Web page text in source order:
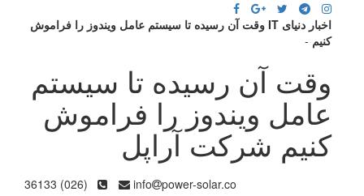
اخبار دنیای IT وقت آن رسیده تا سیستم عامل ویندوز را فراموش
کنیم -
وقت آن رسیده تا سیستم
عامل ویندوز را فراموش
کنیم شرکت آراپل
info power-solar.co
(026) 36133